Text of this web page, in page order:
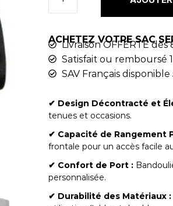
ACHETEZ VOTRE SAC
Livraison OFFERTE
Satisfait ou remboursé
SAV Français disponible
✔︎ Design Décontracté et
tenues et occasions.
✔︎ Capacité de Rangement
frontale pour un accès facile
✔︎ Confort de Port :
personnalisée.
✔︎ Durabilité des Matériaux :